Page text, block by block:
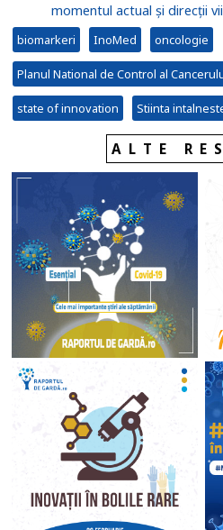
momentul actual și direcții
biomarkeri InoMed oncologie
Planul National de Control al
state of innovation Stiinta
ALTE